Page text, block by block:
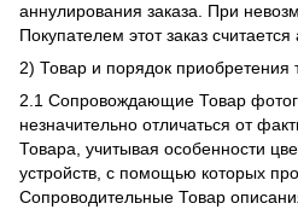
аннулирования заказа. При
Покупателем этот заказ
2) Товар и порядок приобретения
2.1 Сопровождающие Товар
незначительно отличаться от
Товара, учитывая особенности
устройств, с помощью которых
Сопроводительные Товар